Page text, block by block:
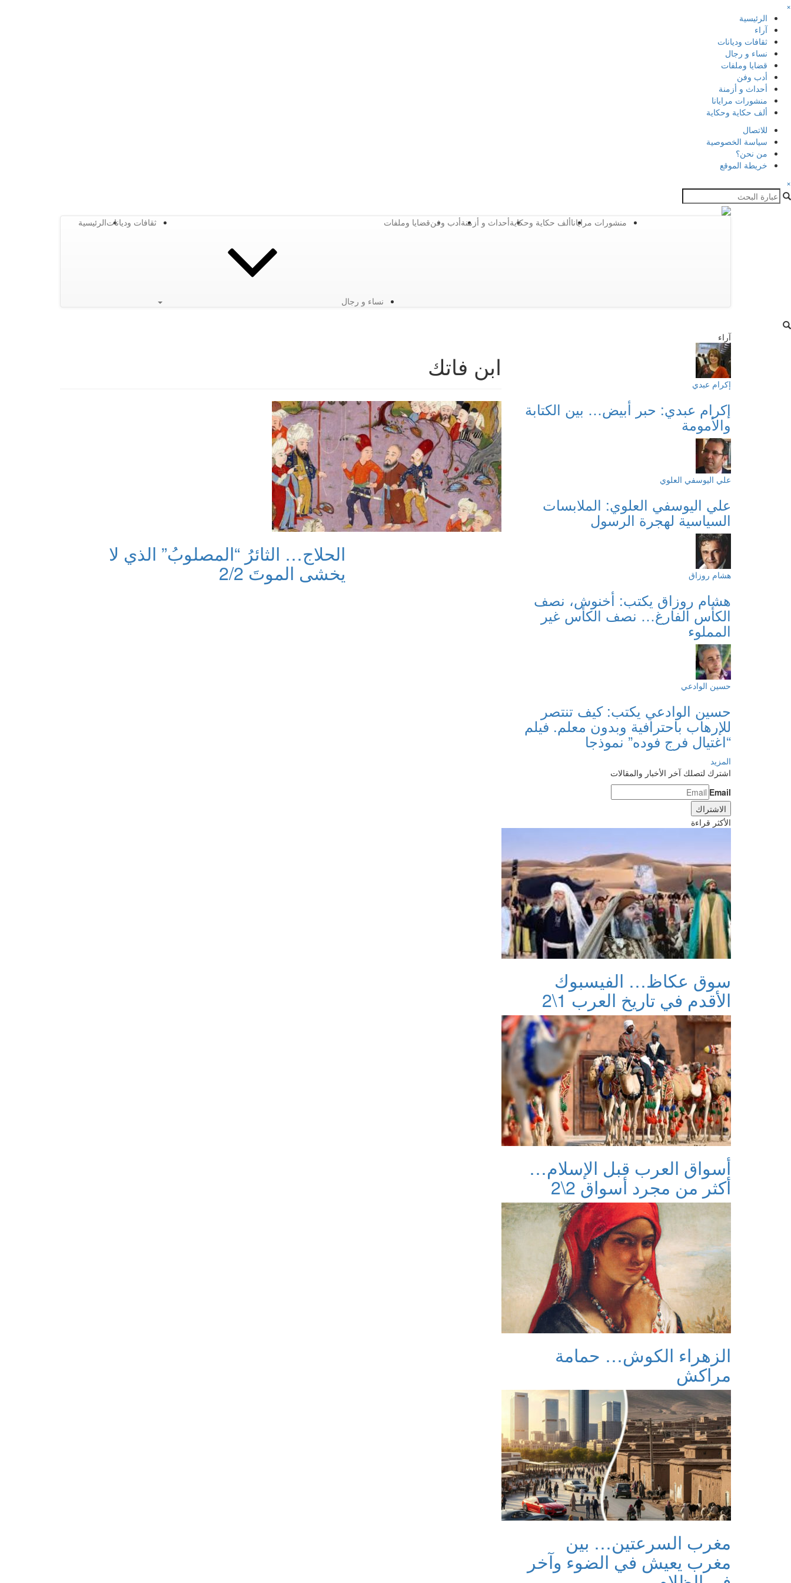
×
الرئيسية
آراء
ثقافات وديانات
نساء و رجال
قضايا وملفات
أدب وفن
أحداث و أزمنة
منشورات مرايانا
ألف حكاية وحكاية
للاتصال
سياسة الخصوصية
من نحن؟
خريطة الموقع
×
الرئيسيةثقافات وديانات
نساء و رجال
قضايا وملفاتأدب وفنأحداث و أزمنةألف حكاية وحكايةمنشورات مرايانا
ابن فاتك
الحلاج… الثائرُ “المصلوبُ” الذي لا
يخشى الموتَ 2/2
آراء
إكرام عبدي
إكرام عبدي: حبر أبيض… بين الكتابة
والأمومة
علي اليوسفي العلوي
علي اليوسفي العلوي: الملابسات
السياسية لهجرة الرسول
هشام روزاق
هشام روزاق يكتب: أخنوش، نصف
الكأس الفارغ… نصف الكأس غير
المملوء
حسين الوادعي
حسين الوادعي يكتب: كيف تنتصر
للإرهاب باحترافية وبدون معلم. فيلم
“اغتيال فرج فوده” نموذجا
المزيد
اشترك لتصلك آخر الأخبار والمقالات
Email
الأكثر قراءة
سوق عكاظ… الفيسبوك
الأقدم في تاريخ العرب 1\2
أسواق العرب قبل الإسلام…
أكثر من مجرد أسواق 2\2
الزهراء الكوش… حمامة
مراكش
مغرب السرعتين… بين
مغرب يعيش في الضوء وآخر